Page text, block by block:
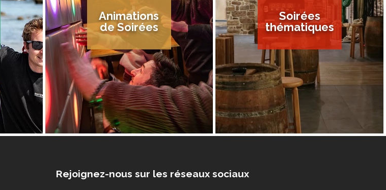
Animations
de Soirées
Soirées
thématiques
Rejoignez-nous sur les réseaux sociaux